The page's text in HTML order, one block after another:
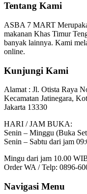
Tentang Kami
ASBA 7 MART
makanan Khas Timur
banyak lainnya. Kami
online.
Kunjungi Kami
Alamat : Jl. Otista Raya
Kecamatan Jatinegara,
Jakarta 13330
HARI / JAM BUKA:
Senin – Minggu (Buka
Senin – Sabtu dari jam
Mingu dari jam 10.00
Order WA / Telp: 0896-
Navigasi Menu